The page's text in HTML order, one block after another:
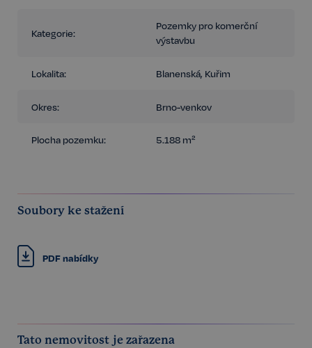
Kategorie:
Pozemky pro komerční
výstavbu
Lokalita: Blanenská, Kuřim
Okres: Brno-venkov
Plocha pozemku: 5.188 m²
Soubory ke stažení
PDF nabídky
Tato nemovitost je zařazena